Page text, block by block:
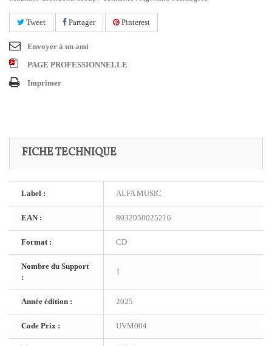
Tweet Partager Pinterest
Envoyer à un ami
PAGE PROFESSIONNELLE
Imprimer
FICHE TECHNIQUE
Label : ALFA MUSIC
EAN : 8032050025216
Format : CD
Nombre du Support
:
1
Année édition : 2025
Code Prix : UVM004